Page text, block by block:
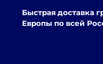
Быстрая доставка
Европы по всей